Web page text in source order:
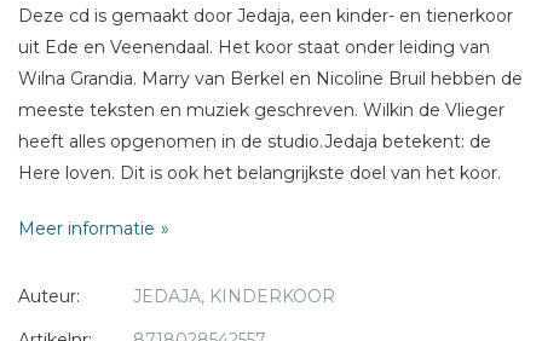
Deze cd is gemaakt door Jedaja, een kinder- en tienerkoor
uit Ede en Veenendaal. Het koor staat onder leiding van
Wilna Grandia. Marry van Berkel en Nicoline Bruil hebben de
meeste teksten en muziek geschreven. Wilkin de Vlieger
heeft alles opgenomen in de studio.Jedaja betekent: de
Here loven. Dit is ook het belangrijkste doel van het koor.
over alledaagse dingen. Iedereen vanaf 6 jaar is van harte
groep meiden die ouder zijn: de groep GIRLS van Jedaja.
Het koor telt op dit moment ongeveer 90 leden.
Meer informatie
Auteur:
JEDAJA, KINDERKOOR
* = verplicht